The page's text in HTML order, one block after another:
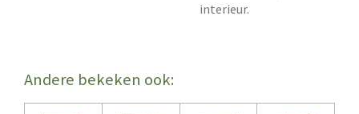
interieur.
Andere bekeken ook: